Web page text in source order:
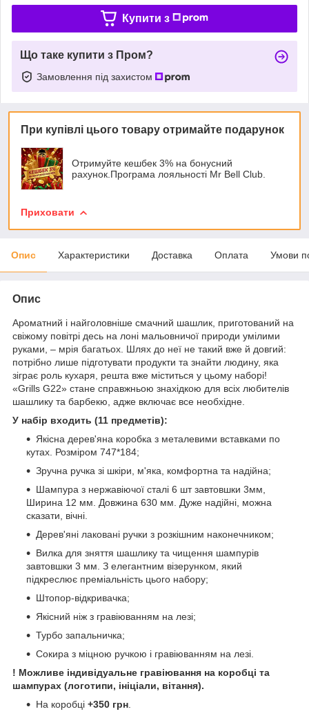
Купити з
Що таке купити з Пром?
Замовлення під захистом
При купівлі цього товару отримайте подарунок
Отримуйте кешбек 3% на бонусний
рахунок.Програма лояльності Mr Bell Club.
Приховати
Опис Характеристики Доставка Оплата Умови
Опис
Ароматний і найголовніше смачний шашлик, приготований на
свіжому повітрі десь на лоні мальовничої природи умілими
руками, – мрія багатьох. Шлях до неї не такий вже й довгий:
потрібно лише підготувати продукти та знайти людину, яка
зіграє роль кухаря, решта вже міститься у цьому наборі!
«Grills G22» стане справжньою знахідкою для всіх любителів
шашлику та барбекю, адже включає все необхідне.
У набір входить (11 предметів):
Якісна дерев'яна коробка з металевими вставками по
кутах. Розміром 747*184;
Зручна ручка зі шкіри, м'яка, комфортна та надійна;
Шампура з нержавіючої сталі 6 шт завтовшки 3мм,
Ширина 12 мм. Довжина 630 мм. Дуже надійні, можна
сказати, вічні.
Дерев'яні лаковані ручки з розкішним наконечником;
Вилка для зняття шашлику та чищення шампурів
завтовшки 3 мм. З елегантним візерунком, який
підкреслює преміальність цього набору;
Штопор-відкривачка;
Якісний ніж з гравіюванням на лезі;
Турбо запальничка;
Сокира з міцною ручкою і гравіюванням на лезі.
! Можливе індивідуальне гравіювання на коробці та
шампурах (логотипи, ініціали, вітання).
На коробці +350 грн